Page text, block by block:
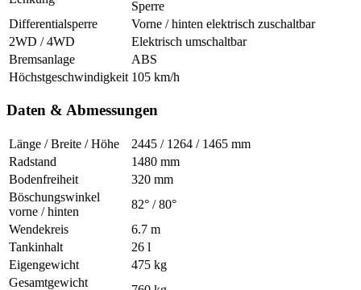
Sperre
Differentialsperre
Vorne / hinten elektrisch zuschaltbar
2WD / 4WD
Elektrisch umschaltbar
Bremsanlage
ABS
Höchstgeschwindigkeit 105 km/h
Daten & Abmessungen
Länge / Breite / Höhe
2445 / 1264 / 1465 mm
Radstand
1480 mm
Bodenfreiheit
320 mm
Böschungswinkel
vorne / hinten
82° / 80°
Wendekreis
6.7 m
Tankinhalt
26 l
Eigengewicht
475 kg
Gesamtgewicht